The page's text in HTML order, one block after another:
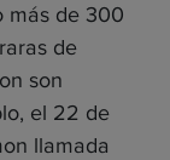
más de 300
de
son
el 22 de
llamada